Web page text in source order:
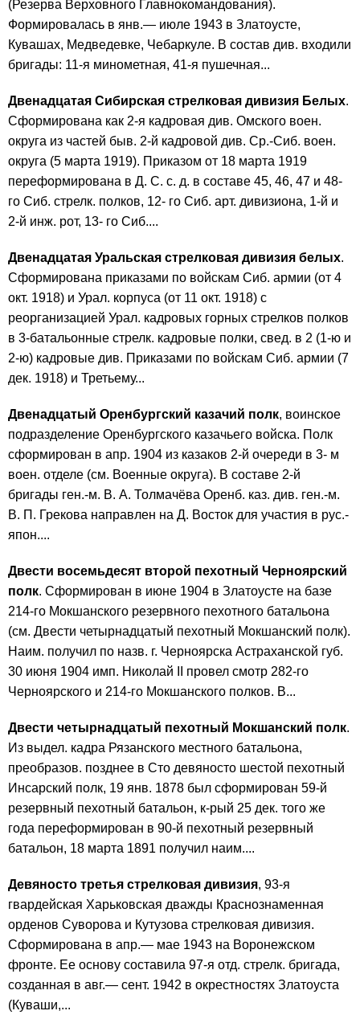
(Резерва Верховного Главнокомандования).
Формировалась в янв.— июле 1943 в Златоусте,
Кувашах, Медведевке, Чебаркуле. В состав див. входили
бригады: 11-я минометная, 41-я пушечная...
Двенадцатая Сибирская стрелковая дивизия Белых.
Сформирована как 2-я кадровая див. Омского воен.
округа из частей быв. 2-й кадровой див. Ср.-Сиб. воен.
округа (5 марта 1919). Приказом от 18 марта 1919
переформирована в Д. С. с. д. в составе 45, 46, 47 и 48-
го Сиб. стрелк. полков, 12- го Сиб. арт. дивизиона, 1-й и
2-й инж. рот, 13- го Сиб....
Двенадцатая Уральская стрелковая дивизия белых.
Сформирована приказами по войскам Сиб. армии (от 4
окт. 1918) и Урал. корпуса (от 11 окт. 1918) с
реорганизацией Урал. кадровых горных стрелков полков
в 3-батальонные стрелк. кадровые полки, свед. в 2 (1-ю и
2-ю) кадровые див. Приказами по войскам Сиб. армии (7
дек. 1918) и Третьему...
Двенадцатый Оренбургский казачий полк, воинское
подразделение Оренбургского казачьего войска. Полк
сформирован в апр. 1904 из казаков 2-й очереди в 3- м
воен. отделе (см. Военные округа). В составе 2-й
бригады ген.-м. В. А. Толмачёва Оренб. каз. див. ген.-м.
В. П. Грекова направлен на Д. Восток для участия в рус.-
япон....
Двести восемьдесят второй пехотный Черноярский
полк. Сформирован в июне 1904 в Златоусте на базе
214-го Мокшанского резервного пехотного батальона
(см. Двести четырнадцатый пехотный Мокшанский полк).
Наим. получил по назв. г. Черноярска Астраханской губ.
30 июня 1904 имп. Николай II провел смотр 282-го
Черноярского и 214-го Мокшанского полков. В...
Двести четырнадцатый пехотный Мокшанский полк.
Из выдел. кадра Рязанского местного батальона,
преобразов. позднее в Сто девяносто шестой пехотный
Инсарский полк, 19 янв. 1878 был сформирован 59-й
резервный пехотный батальон, к-рый 25 дек. того же
года переформирован в 90-й пехотный резервный
батальон, 18 марта 1891 получил наим....
Девяносто третья стрелковая дивизия, 93-я
гвардейская Харьковская дважды Краснознаменная
орденов Суворова и Кутузова стрелковая дивизия.
Сформирована в апр.— мае 1943 на Воронежском
фронте. Ее основу составила 97-я отд. стрелк. бригада,
созданная в авг.— сент. 1942 в окрестностях Златоуста
(Куваши,...